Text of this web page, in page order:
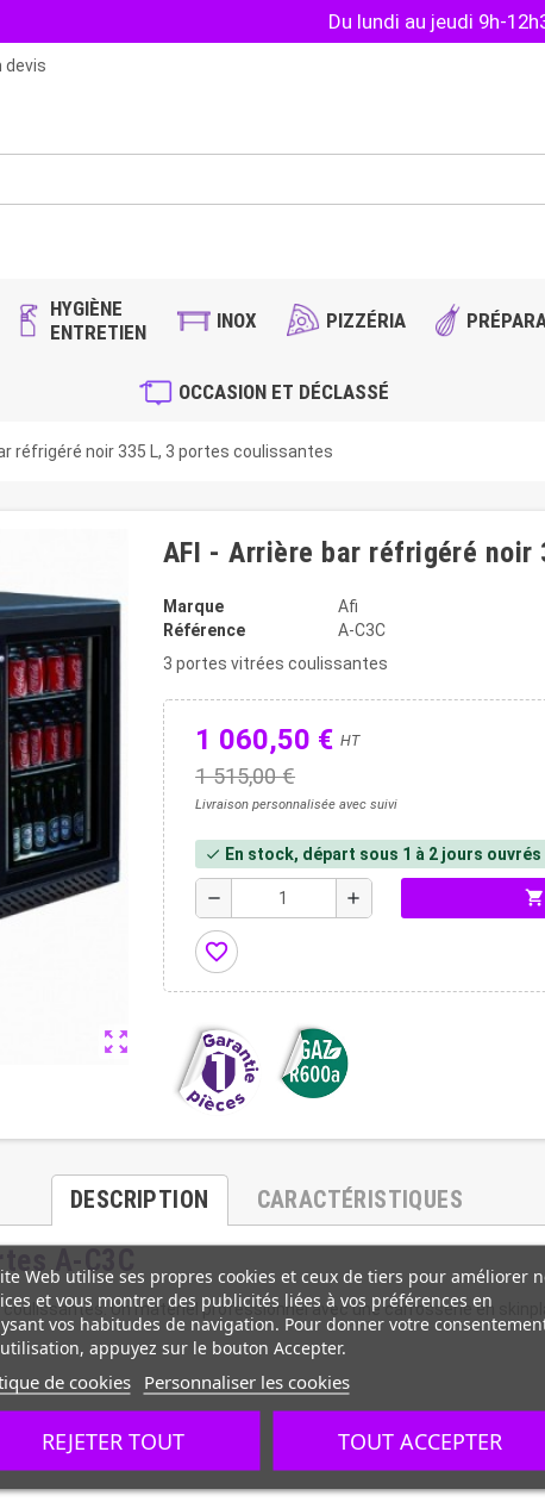
Du lundi au jeudi 9h-
devis
HYGIÈNE
ENTRETIEN
INOX PIZZÉRIA
OCCASION ET DÉCLASSÉ
réfrigéré noir 335 L, 3 portes coulissantes
zoom_out_map
AFI - Arrière bar réfrigéré noir
Marque
Afi
Référence
A-C3C
3 portes vitrées coulissantes
1 060,50 € HT
1 515,00 €
Livraison personnalisée avec suivi
check En stock, départ sous 1 à 2 jours ouvrés
remove add shopping_cart
favorite_border
DESCRIPTION CARACTÉRISTIQUES
A-C3C
Un matériel professionnel avec une carrosserie en
Web utilise ses propres cookies et ceux de tiers pour améliorer
et vous montrer des publicités liées à vos préférences en
vos habitudes de navigation. Pour donner votre
appuyez sur le bouton Accepter.
de cookies Personnaliser les cookies
REJETER TOUT TOUT ACCEPTER